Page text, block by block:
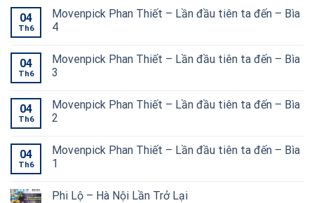
04
Th6
Movenpick Phan Thiết – Lần đầu tiên ta đến – Bìa
4
04
Th6
Movenpick Phan Thiết – Lần đầu tiên ta đến – Bìa
3
04
Th6
Movenpick Phan Thiết – Lần đầu tiên ta đến – Bìa
2
04
Th6
Movenpick Phan Thiết – Lần đầu tiên ta đến – Bìa
1
Phi Lộ – Hà Nội Lần Trở Lại